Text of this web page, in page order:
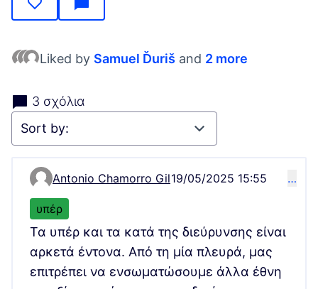
Liked by Samuel Ďuriš and 2 more
3 σχόλια
Comment 8515
Antonio Chamorro Gil19/05/2025 15:55 …
υπέρ
Τα υπέρ και τα κατά της διεύρυνσης είναι
αρκετά έντονα. Από τη μία πλευρά, μας
επιτρέπει να ενσωματώσουμε άλλα έθνη